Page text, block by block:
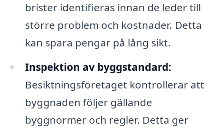
brister identifieras innan de leder till
större problem och kostnader. Detta
kan spara pengar på lång sikt.
Inspektion av byggstandard:
Besiktningsföretaget kontrollerar att
byggnaden följer gällande
byggnormer och regler. Detta ger